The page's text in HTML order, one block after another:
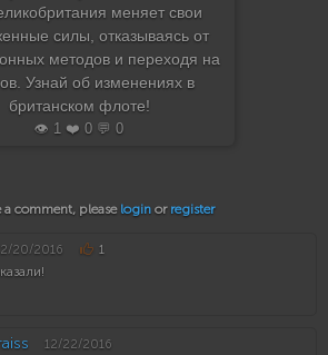
меняет свои
силы, отказываясь от
методов и переходя на
Узнай об изменениях в
британском флоте!
👁️ 1 ❤️ 0 💬 0
a comment, please login or register
20/2016 1
12/22/2016